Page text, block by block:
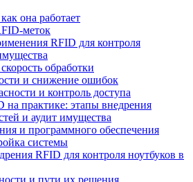
она работает
меток
RFID для контроля
обработки
и снижение ошибок
и контроль доступа
практике: этапы внедрения
и аудит имущества
и программного обеспечения
системы
RFID для контроля ноутбуков в
и пути их решения